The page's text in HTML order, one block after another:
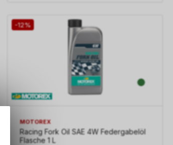
-12%
MOTOREX
Racing Fork Oil SAE 4W Federgabelöl
Flasche 1 L